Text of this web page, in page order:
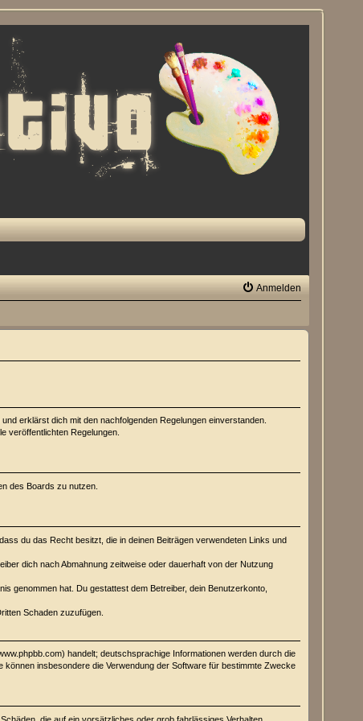
Anmelden
erklärst dich mit den nachfolgenden Regelungen einverstanden.
veröffentlichten Regelungen.
des Boards zu nutzen.
du das Recht besitzt, die in deinen Beiträgen verwendeten Links und
dich nach Abmahnung zeitweise oder dauerhaft von der Nutzung
genommen hat. Du gestattest dem Betreiber, dein Benutzerkonto,
Schaden zuzufügen.
handelt; deutschsprachige Informationen werden durch die
insbesondere die Verwendung der Software für bestimmte Zwecke